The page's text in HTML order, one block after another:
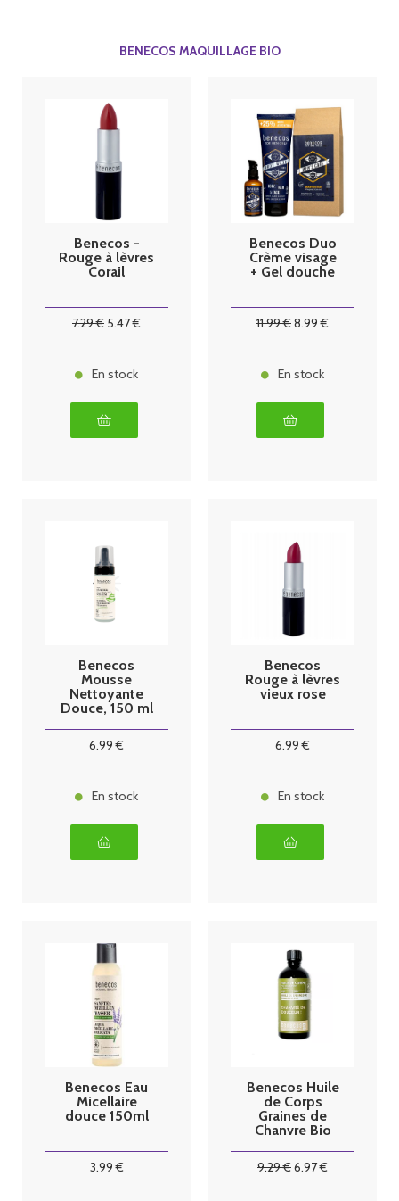
BENECOS MAQUILLAGE BIO
Benecos -
Rouge à lèvres
Corail
7.29€ 5.47€
En stock
Benecos Duo
Crème visage
+ Gel douche
11.99€8.99 €
En stock
Benecos
Mousse
Nettoyante
Douce, 150 ml
6.99 €
En stock
Benecos
Rouge à lèvres
vieux rose
6.99 €
En stock
Benecos Eau
Micellaire
douce 150ml
3.99€
Benecos Huile
de Corps
Graines de
Chanvre Bio
9.29€6.97€